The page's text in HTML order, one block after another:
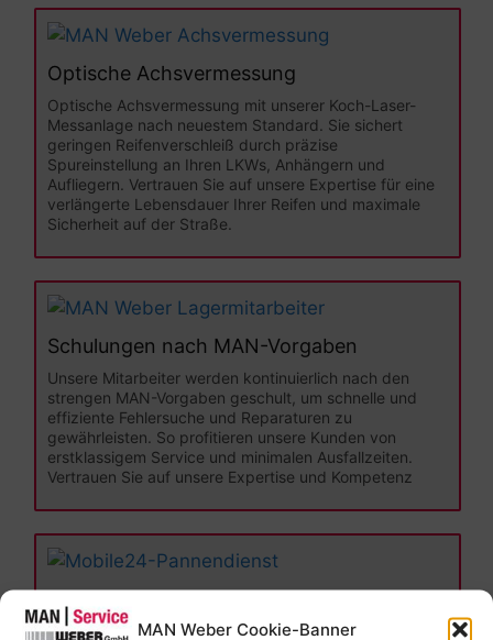
MAN Weber Cookie-Banner
Optische Achsvermessung
Optische Achsvermessung mit unserer Koch-Laser-
Messanlage nach neuestem Standard. Sie sichert
geringen Reifenverschleiß durch präzise
Spureinstellung an Ihren LKWs, Anhängern und
Aufliegern. Vertrauen Sie auf unsere Expertise für eine
verlängerte Lebensdauer Ihrer Reifen und maximale
Sicherheit auf der Straße.
Schulungen nach MAN-Vorgaben
Unsere Mitarbeiter werden kontinuierlich nach den
strengen MAN-Vorgaben geschult, um schnelle und
effiziente Fehlersuche und Reparaturen zu
gewährleisten. So profitieren unsere Kunden von
erstklassigem Service und minimalen Ausfallzeiten.
Vertrauen Sie auf unsere Expertise und Kompetenz
Durch die aktive Teilnahme amMobile24-